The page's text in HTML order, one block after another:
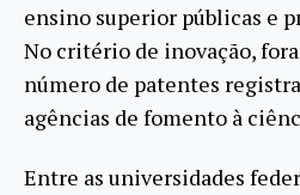
ensino superior públicas e
No critério de inovação,
número de patentes
agências de fomento à
Entre as universidades